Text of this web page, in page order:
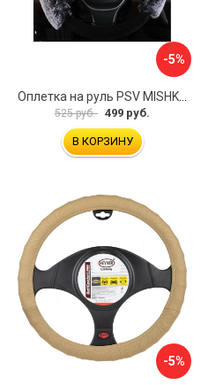
-5%
Оплетка на руль PSV MISHKA Premium 136095
525 руб. 499 руб.
В КОРЗИНУ
-5%